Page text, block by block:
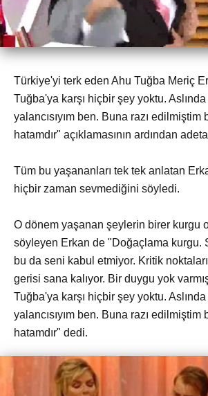
Türkiye'yi terk eden Ahu Tuğba Meriç
Tuğba'ya karşı hiçbir şey yoktu.
yalancısıyım ben. Buna razı edilmiştim
hatamdır" açıklamasının ardından adeta
Tüm bu yaşananları tek tek anlatan
hiçbir zaman sevmediğini söyledi.
O dönem yaşanan şeylerin birer kurgu
söyleyen Erkan de "Doğaçlama kurgu.
bu da seni kabul etmiyor. Kritik
gerisi sana kalıyor. Bir duygu yok
Tuğba'ya karşı hiçbir şey yoktu.
yalancısıyım ben. Buna razı edilmiştim
hatamdır" dedi.